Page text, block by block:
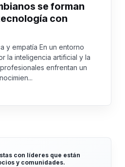
se forman
con
y empatía En un entorno
la inteligencia artificial y la
enfrentan un
con líderes que están
y comunidades.